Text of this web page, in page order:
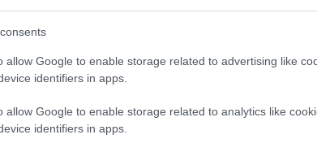
allow Google to enable storage related to advertising like
identifiers in apps.
allow Google to enable storage related to analytics like
identifiers in apps.
τις βραδινές λιγούρες, οι προτιμήσεις